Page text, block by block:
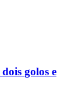
golos e